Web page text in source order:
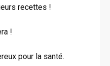
recettes !
!
pour la santé.